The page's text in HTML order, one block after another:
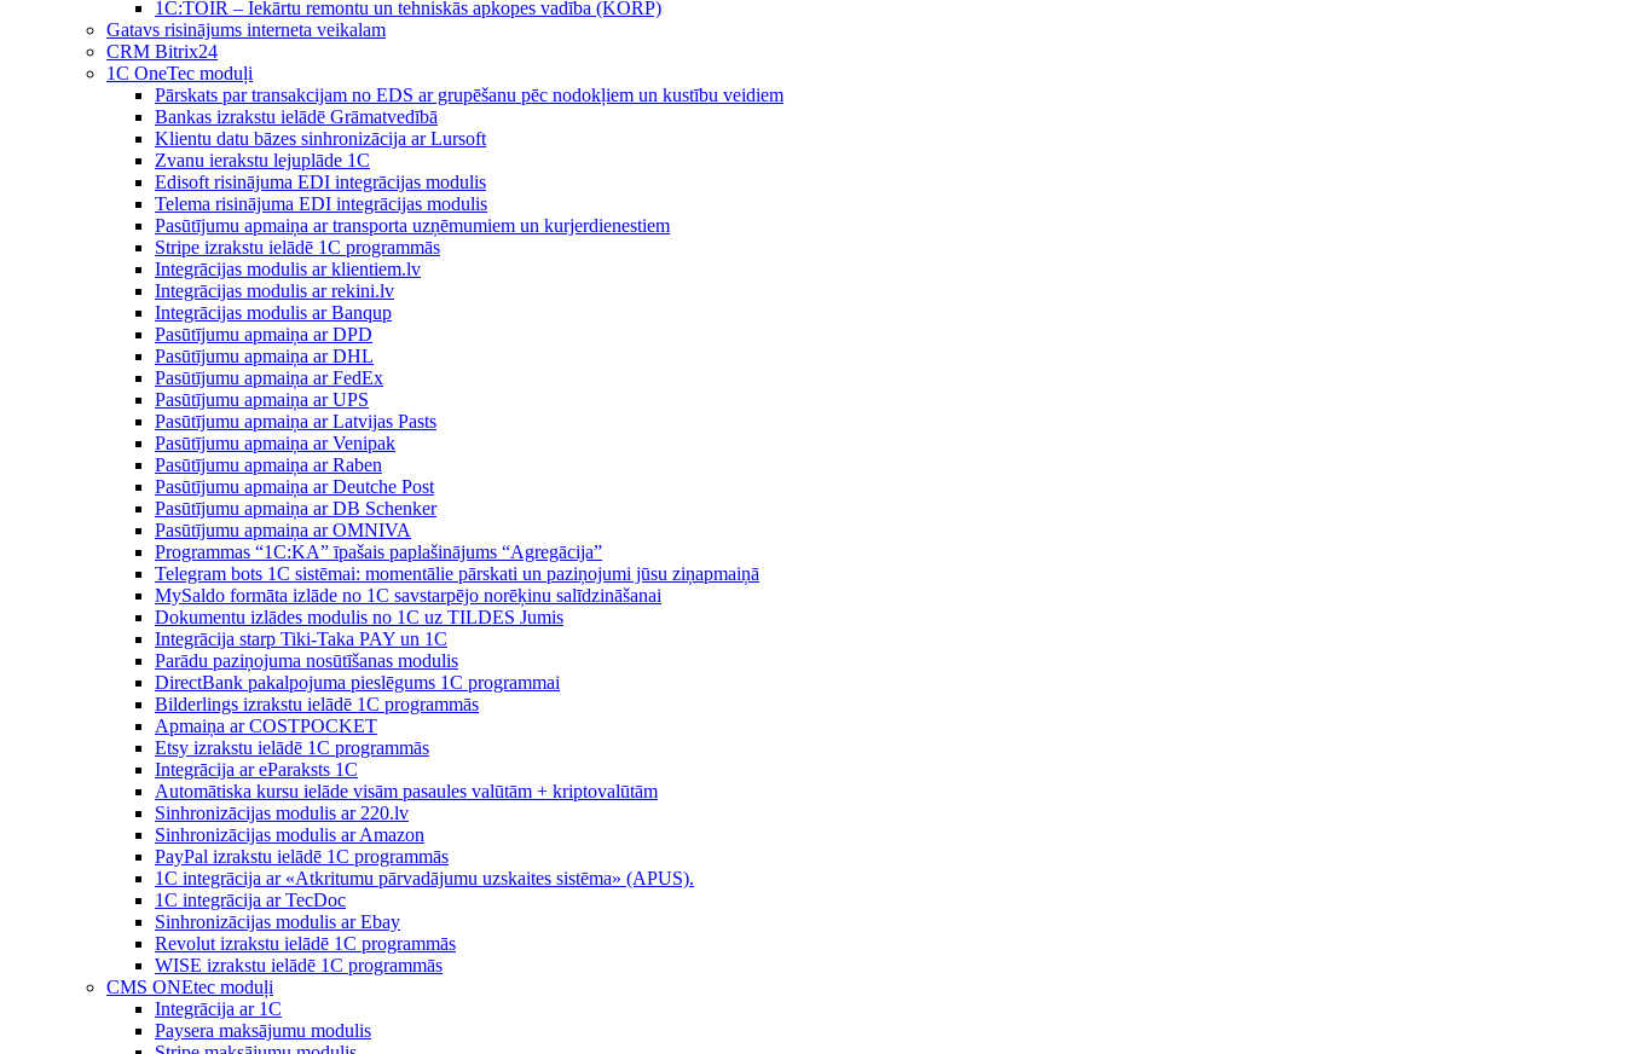
1C:TOIR – Iekārtu remontu un tehniskās apkopes vadība (KORP)
Gatavs risinājums interneta veikalam
CRM Bitrix24
1С OneTec moduļi
Pārskats par transakcijam no EDS ar grupēšanu pēc nodokļiem un kustību veidiem
Bankas izrakstu ielādē Grāmatvedībā
Klientu datu bāzes sinhronizācija ar Lursoft
Zvanu ierakstu lejuplāde 1C
Edisoft risinājuma EDI integrācijas modulis
Telema risinājuma EDI integrācijas modulis
Pasūtījumu apmaiņa ar transporta uzņēmumiem un kurjerdienestiem
Stripe izrakstu ielādē 1C programmās
Integrācijas modulis ar klientiem.lv
Integrācijas modulis ar rekini.lv
Integrācijas modulis ar Banqup
Pasūtījumu apmaiņa ar DPD
Pasūtījumu apmaiņa ar DHL
Pasūtījumu apmaiņa ar FedEx
Pasūtījumu apmaiņa ar UPS
Pasūtījumu apmaiņa ar Latvijas Pasts
Pasūtījumu apmaiņa ar Venipak
Pasūtījumu apmaiņa ar Raben
Pasūtījumu apmaiņa ar Deutche Post
Pasūtījumu apmaiņa ar DB Schenker
Pasūtījumu apmaiņa ar OMNIVA
Programmas “1C:KA” īpašais paplašinājums “Agregācija”
Telegram bots 1C sistēmai: momentālie pārskati un paziņojumi jūsu ziņapmaiņā
MySaldo formāta izlāde no 1C savstarpējo norēķinu salīdzināšanai
Dokumentu izlādes modulis no 1C uz TILDES Jumis
Integrācija starp Tiki-Taka PAY un 1C
Parādu paziņojuma nosūtīšanas modulis
DirectBank pakalpojuma pieslēgums 1C programmai
Bilderlings izrakstu ielādē 1C programmās
Apmaiņa ar COSTPOCKET
Etsy izrakstu ielādē 1C programmās
Integrācija ar eParaksts 1C
Automātiska kursu ielāde visām pasaules valūtām + kriptovalūtām
Sinhronizācijas modulis ar 220.lv
Sinhronizācijas modulis ar Amazon
PayPal izrakstu ielādē 1C programmās
1C integrācija ar «Atkritumu pārvadājumu uzskaites sistēma» (APUS).
1C integrācija ar TecDoc
Sinhronizācijas modulis ar Ebay
Revolut izrakstu ielādē 1C programmās
WISE izrakstu ielādē 1C programmās
CMS ONEtec moduļi
Integrācija ar 1C
Paysera maksājumu modulis